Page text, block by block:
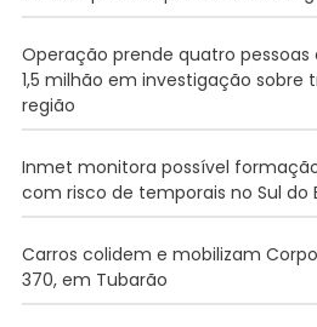
Operação prende quatro pessoas
1,5 milhão em investigação
região
Inmet monitora possível
com risco de temporais no Sul do
Carros colidem e mobilizam
370, em Tubarão